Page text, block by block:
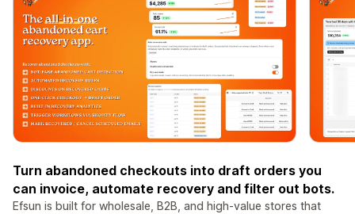
Turn abandoned checkouts into draft orders you
can invoice, automate recovery and filter out bots.
Efsun is built for wholesale, B2B, and high-value stores that